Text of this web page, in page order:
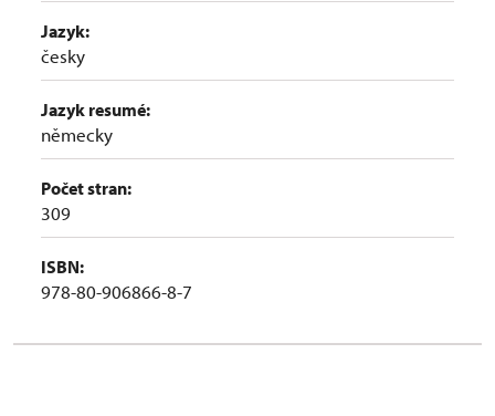
Jazyk:
česky
Jazyk resumé:
německy
Počet stran:
309
ISBN:
978-80-906866-8-7